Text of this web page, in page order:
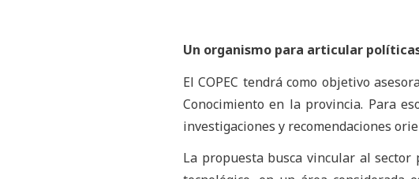
Un organismo para articular
El COPEC tendrá como objetivo
Conocimiento en la provincia. Para
investigaciones y recomendaciones
La propuesta busca vincular al sector